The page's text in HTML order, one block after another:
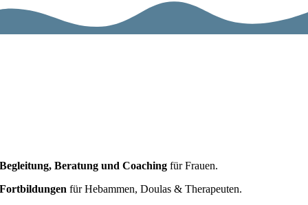
Begleitung, Beratung und Coaching für Frauen.
Fortbildungen für Hebammen, Doulas & Therapeuten.